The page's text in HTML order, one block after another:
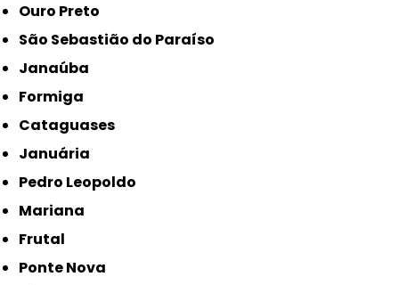
Ouro Preto
São Sebastião do Paraíso
Janaúba
Formiga
Cataguases
Januária
Pedro Leopoldo
Mariana
Frutal
Ponte Nova